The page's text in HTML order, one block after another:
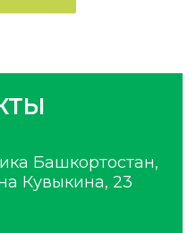
Башкортостан,
Кувыкина, 23